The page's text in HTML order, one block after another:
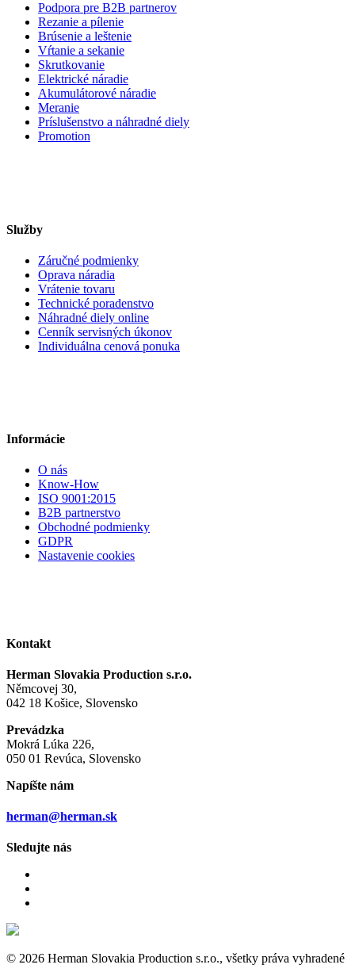
Podpora pre B2B partnerov
Rezanie a pílenie
Brúsenie a leštenie
Vŕtanie a sekanie
Skrutkovanie
Elektrické náradie
Akumulátorové náradie
Meranie
Príslušenstvo a náhradné diely
Promotion
Služby
Záručné podmienky
Oprava náradia
Vrátenie tovaru
Technické poradenstvo
Náhradné diely online
Cenník servisných úkonov
Individuálna cenová ponuka
Informácie
O nás
Know-How
ISO 9001:2015
B2B partnerstvo
Obchodné podmienky
GDPR
Nastavenie cookies
Kontakt
Herman Slovakia Production s.r.o.
Němcovej 30,
042 18 Košice, Slovensko
Prevádzka
Mokrá Lúka 226,
050 01 Revúca, Slovensko
Napíšte nám
herman@herman.sk
Sledujte nás
© 2026 Herman Slovakia Production s.r.o., všetky práva vyhradené